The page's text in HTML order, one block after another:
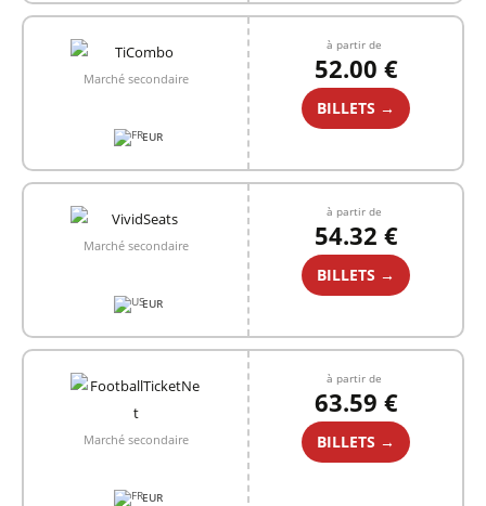
Marché secondaire
EUR
à partir de
52.00 €
BILLETS →
Marché secondaire
EUR
à partir de
54.32 €
BILLETS →
Marché secondaire
EUR
à partir de
63.59 €
BILLETS →